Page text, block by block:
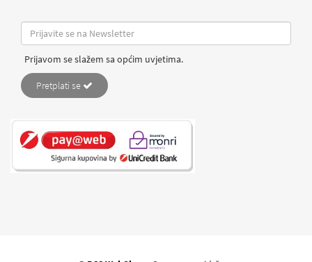
Prijavom se slažem sa općim uvjetima.
Pretplati se